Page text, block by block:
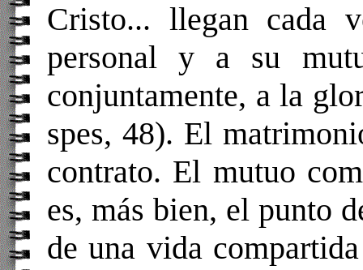
Cristo... llegan cada
personal y a su
conjuntamente, a la
spes, 48). El
contrato. El mutuo
es, más bien, el punto
de una vida